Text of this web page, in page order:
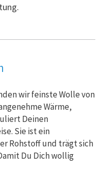
wir feinste Wolle von
Wärme,
Deinen
Sie ist ein
Rohstoff und trägt sich
Du Dich wollig